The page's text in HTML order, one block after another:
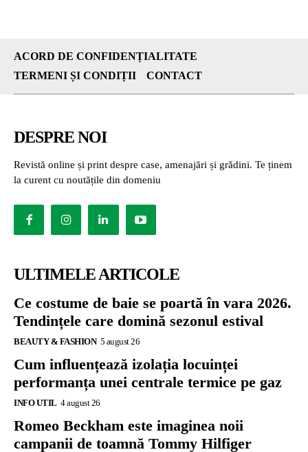
ACORD DE CONFIDENȚIALITATE
TERMENI ȘI CONDIȚII
CONTACT
DESPRE NOI
Revistă online și print despre case, amenajări și grădini. Te ținem
la curent cu noutățile din domeniu
ULTIMELE ARTICOLE
Ce costume de baie se poartă în vara 2026.
Tendințele care domină sezonul estival
BEAUTY & FASHION 5 august 26
Cum influențează izolația locuinței
performanța unei centrale termice pe gaz
INFO UTIL 4 august 26
Romeo Beckham este imaginea noii
campanii de toamnă Tommy Hilfiger